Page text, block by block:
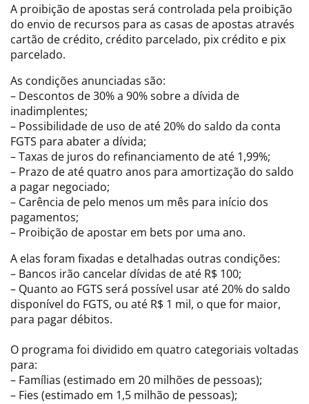
A proibição de apostas será controlada pela proibição
do envio de recursos para as casas de apostas através
cartão de crédito, crédito parcelado, pix crédito e pix
parcelado.
As condições anunciadas são:
– Descontos de 30% a 90% sobre a dívida de
inadimplentes;
– Possibilidade de uso de até 20% do saldo da conta
FGTS para abater a dívida;
– Taxas de juros do refinanciamento de até 1,99%;
– Prazo de até quatro anos para amortização do saldo
a pagar negociado;
– Carência de pelo menos um mês para início dos
pagamentos;
– Proibição de apostar em bets por uma ano.
A elas foram fixadas e detalhadas outras condições:
– Bancos irão cancelar dívidas de até R$ 100;
– Quanto ao FGTS será possível usar até 20% do saldo
disponível do FGTS, ou até R$ 1 mil, o que for maior,
para pagar débitos.
O programa foi dividido em quatro categoriais voltadas
para:
– Famílias (estimado em 20 milhões de pessoas);
– Fies (estimado em 1,5 milhão de pessoas);